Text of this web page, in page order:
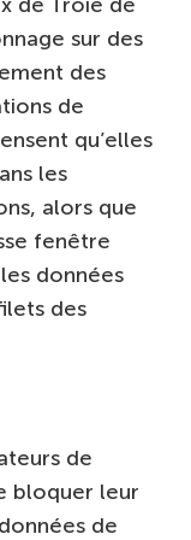
sur des
des
de
qu’elles
les
alors que
fenêtre
données
des
de
bloquer leur
de